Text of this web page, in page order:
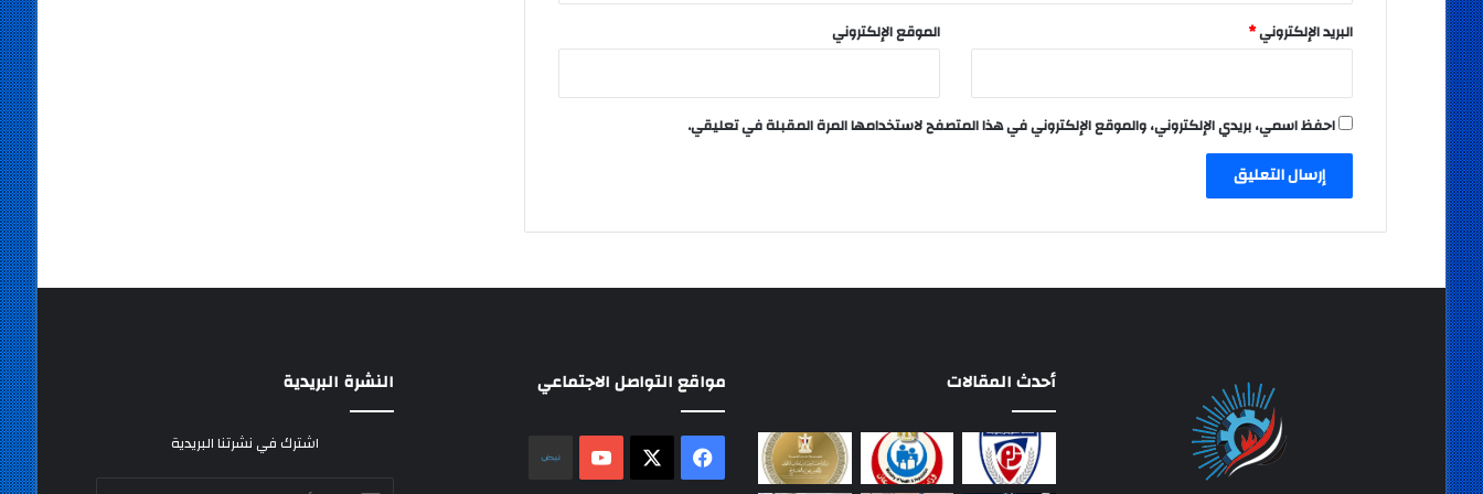
البريد الإلكتروني* الموقع الإلكتروني
احفظ اسمي، بريدي الإلكتروني، والموقع الإلكتروني في هذا المتصفح لاستخدامها المرة المقبلة في تعليقي.
أحدث المقالات مواقع التواصل الاجتماعي
فيسبوك
‫X
‫YouTube
النشرة البريدية
اشترك في نشرتنا البريدية
أدخل